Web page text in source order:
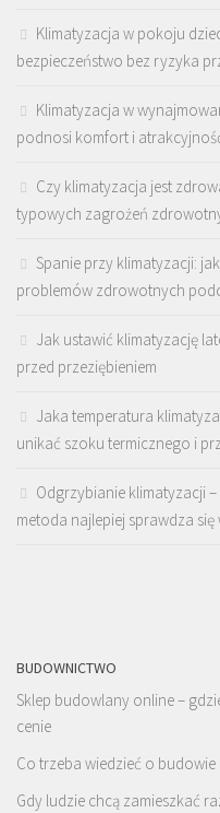
Klimatyzacja w pokoju
bezpieczeństwo bez ryzyka
Klimatyzacja w
podnosi komfort i
Czy klimatyzacja jest
typowych zagrożeń
Spanie przy klimatyzacji:
problemów zdrowotnych
Jak ustawić klimatyzację
przed przeziębieniem
Jaka temperatura
unikać szoku termicznego i
Odgrzybianie klimatyzacji
metoda najlepiej sprawdza się
BUDOWNICTWO
Sklep budowlany online –
cenie
Co trzeba wiedzieć o budowie
Gdy ludzie chcą zamieszkać